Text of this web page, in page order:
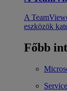
A
eszközök
Főbb